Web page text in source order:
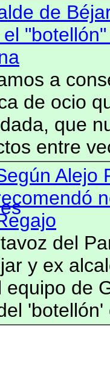
de
a
de ocio
que
entre
Alejo
del
y ex
equipo de